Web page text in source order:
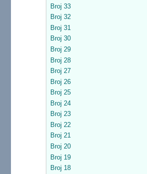
Broj 33
Broj 32
Broj 31
Broj 30
Broj 29
Broj 28
Broj 27
Broj 26
Broj 25
Broj 24
Broj 23
Broj 22
Broj 21
Broj 20
Broj 19
Broj 18